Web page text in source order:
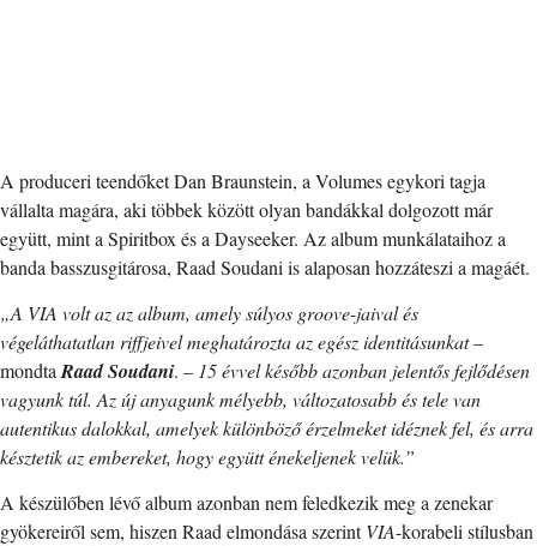
A produceri teendőket Dan Braunstein, a Volumes egykori tagja
vállalta magára, aki többek között olyan bandákkal dolgozott már
együtt, mint a Spiritbox és a Dayseeker. Az album munkálataihoz a
banda basszusgitárosa, Raad Soudani is alaposan hozzáteszi a magáét.
„A VIA volt az az album, amely súlyos groove-jaival és
végeláthatatlan riffjeivel meghatározta az egész identitásunkat–
mondta Raad Soudani. – 15 évvel később azonban jelentős fejlődésen
vagyunk túl. Az új anyagunk mélyebb, változatosabb és tele van
autentikus dalokkal, amelyek különböző érzelmeket idéznek fel, és arra
késztetik az embereket, hogy együtt énekeljenek velük.”
A készülőben lévő album azonban nem feledkezik meg a zenekar
gyökereiről sem, hiszen Raad elmondása szerintVIA-korabeli stílusban